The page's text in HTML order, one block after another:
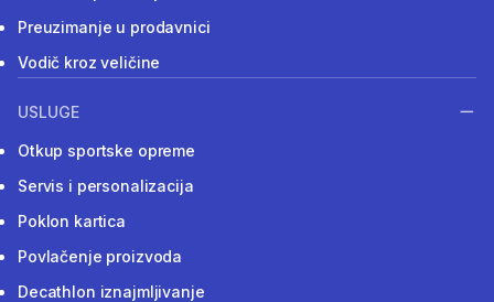
Preuzimanje u prodavnici
Vodič kroz veličine
USLUGE
Otkup sportske opreme
Servis i personalizacija
Poklon kartica
Povlačenje proizvoda
Decathlon iznajmljivanje